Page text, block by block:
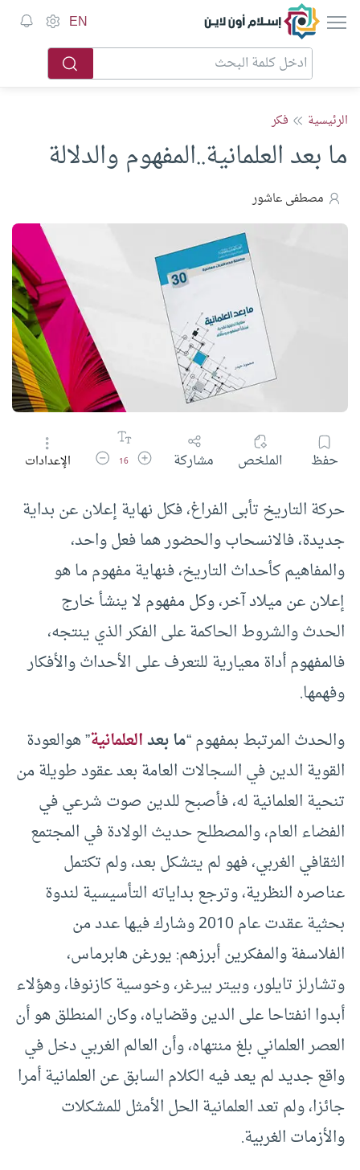
إسلام أون لاين EN
الرئيسية فكر
ما بعد العلمانية..المفهوم والدلالة
مصطفى عاشور
حفظ الملخص مشاركة زيادة حجم الخط
16 تقليل حجم الخط
الإعدادات
حركة التاريخ تأبى الفراغ، فكل نهاية إعلان عن بداية
جديدة، فالانسحاب والحضور هما فعل واحد،
والمفاهيم كأحداث التاريخ، فنهاية مفهوم ما هو
إعلان عن ميلاد آخر، وكل مفهوم لا ينشأ خارج
الحدث والشروط الحاكمة على الفكر الذي ينتجه،
فالمفهوم أداة معيارية للتعرف على الأحداث والأفكار
وفهمها.
والحدث المرتبط بمفهوم “ما بعدالعلمانية” هوالعودة
القوية الدين في السجالات العامة بعد عقود طويلة من
تنحية العلمانية له، فأصبح للدين صوت شرعي في
الفضاء العام، والمصطلح حديث الولادة في المجتمع
الثقافي الغربي، فهو لم يتشكل بعد، ولم تكتمل
عناصره النظرية، وترجع بداياته التأسيسية لندوة
بحثية عقدت عام 2010 وشارك فيها عدد من
الفلاسفة والمفكرين أبرزهم: يورغن هابرماس،
وتشارلز تايلور، وبيتر بيرغر، وخوسية كازنوفا، وهؤلاء
أبدوا انفتاحا على الدين وقضاياه، وكان المنطلق هو أن
العصر العلماني بلغ منتهاه، وأن العالم الغربي دخل في
واقع جديد لم يعد فيه الكلام السابق عن العلمانية أمرا
جائزا، ولم تعد العلمانية الحل الأمثل للمشكلات
والأزمات الغربية.